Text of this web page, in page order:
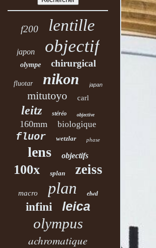
f200 lentille
japon objectif
olympe chirurgical
fluotar nikon japan
mitutoyo carl
leitz stéréo objective
160mm biologique
fluor wetzlar phase
lens objectifs
100x splan zeiss
macro plan elwd
infini leica
olympus
achromatique